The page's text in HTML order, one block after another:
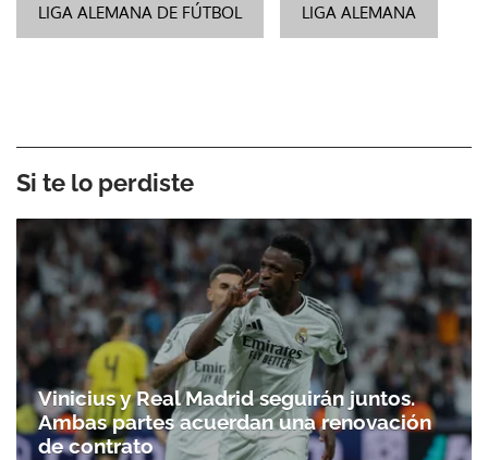
LIGA ALEMANA DE FÚTBOL LIGA ALEMANA
Si te lo perdiste
Vinicius y Real Madrid seguirán juntos.
Ambas partes acuerdan una renovación
de contrato